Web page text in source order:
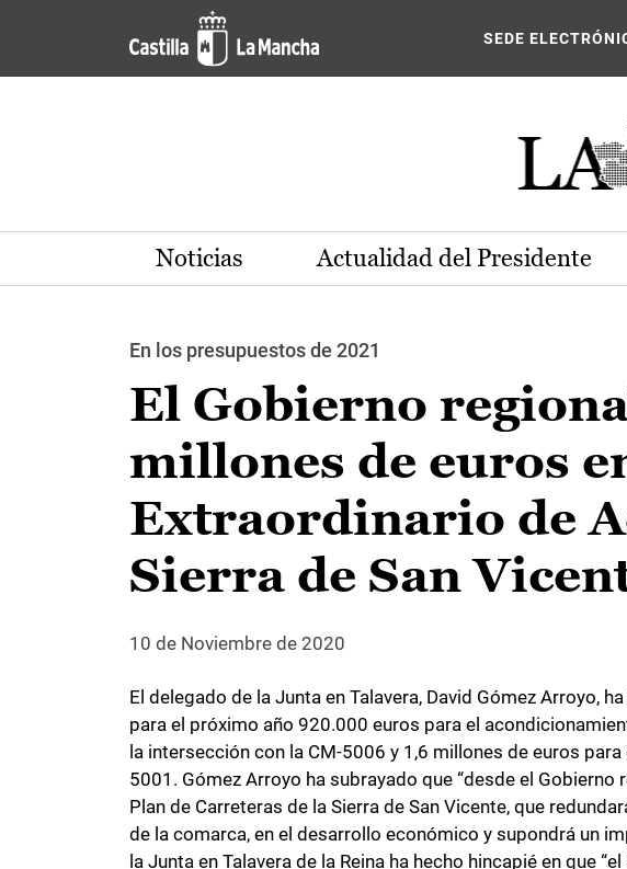
Pasar al contenido principal
SEDE
Noticias Actualidad del Presidente
En los presupuestos de 2021
El Gobierno
millones de euros
Extraordinario de
Sierra de San
10 de Noviembre de 2020
El delegado de la Junta en Talavera, David Gómez Arroyo,
para el próximo año 920.000 euros para el
la intersección con la CM-5006 y 1,6 millones de euros
5001. Gómez Arroyo ha subrayado que “desde el
Plan de Carreteras de la Sierra de San Vicente, que
de la comarca, en el desarrollo económico y supondrá un
la Junta en Talavera de la Reina ha hecho hincapié en que